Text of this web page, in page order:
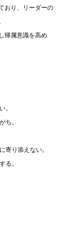
おり、リーダーの
帰属意識を高め
。
ち。
寄り添えない。
る。